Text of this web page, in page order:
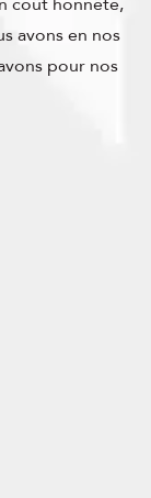
avons en nos
pour nos